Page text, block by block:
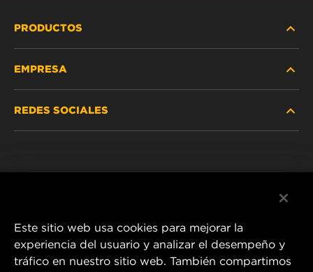
PRODUCTOS
VEHÍCULOS LIVIANOS Y COMERCIALES
EMPRESA
REDES SOCIALES
Este sitio web usa cookies para mejorar la
experiencia del usuario y analizar el desempeño y
tráfico en nuestro sitio web. También compartimos